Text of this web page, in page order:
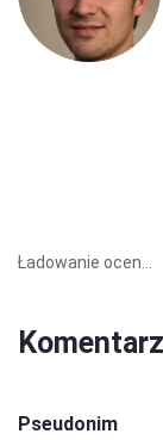
Ładowanie ocen...
Pseudonim